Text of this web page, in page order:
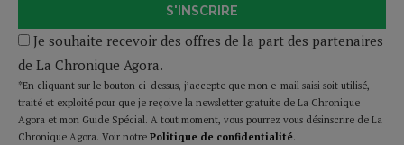
S'INSCRIRE
Je souhaite recevoir des offres de la part des partenaires
de La Chronique Agora.
*En cliquant sur le bouton ci-dessus, j’accepte que mon e-mail saisi soit utilisé,
traité et exploité pour que je reçoive la newsletter gratuite de La Chronique
Agora et mon Guide Spécial. A tout moment, vous pourrez vous désinscrire de La
Chronique Agora. Voir notre Politique de confidentialité.